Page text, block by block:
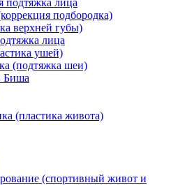
подтяжка лица
подбородка)
верхней губы)
лица
ушей)
(подтяжка шеи)
Биша
(пластика живота)
(спортивный живот и